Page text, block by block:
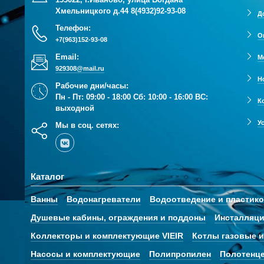
Хмельницкого д.448(4932)92-93-08
Телефон:
+7(963)152-93-08
Email:
929308@mail.ru
Рабочие дни/часы:
Пн - Пт: 09:00 - 18:00 Сб: 10:00 - 16:00 ВС:
выходной
Мы в соц. сетях:
Каталог
Ванны Водонагреватели Водоотведение и
Душевые кабины, ограждения и поддоны
Коллекторы и комплектующие VIEIR
Котлы газовые
Насосы и комплектующие
Полипропилен